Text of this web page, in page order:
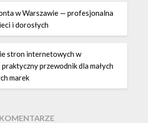
w Warszawie — profesjonalna
i dorosłych
stron internetowych w
przewodnik dla małych
marek